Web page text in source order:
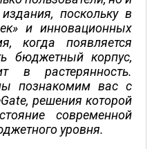
поскольку в
и инновационных
появляется
бюджетный корпус,
в растерянность.
познакомим вас с
решения которой
современной
уровня.